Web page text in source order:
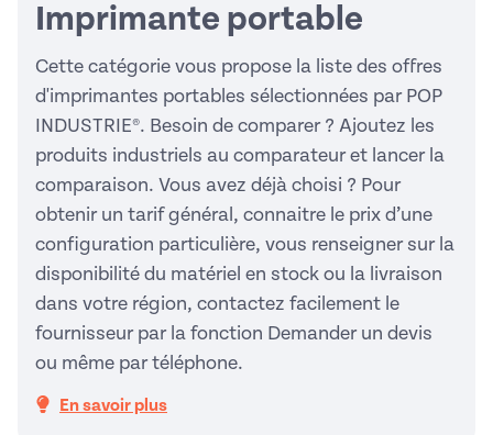
Imprimante portable
Cette catégorie vous propose la liste des offres
d'imprimantes portables sélectionnées par POP
INDUSTRIE®. Besoin de comparer ? Ajoutez les
produits industriels au comparateur et lancer la
comparaison. Vous avez déjà choisi ? Pour
obtenir un tarif général, connaitre le prix d’une
configuration particulière, vous renseigner sur la
disponibilité du matériel en stock ou la livraison
dans votre région, contactez facilement le
fournisseur par la fonction Demander un devis
ou même par téléphone.
En savoir plus